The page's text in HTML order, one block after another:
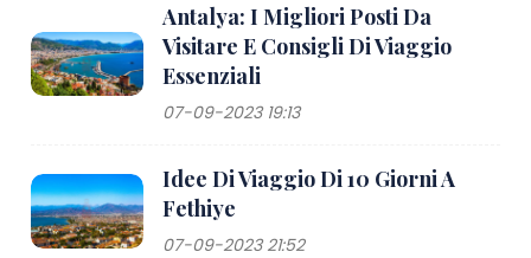
Antalya: I Migliori Posti Da
Visitare E Consigli Di Viaggio
Essenziali
07-09-2023 19:13
Idee Di Viaggio Di 10 Giorni A
Fethiye
07-09-2023 21:52